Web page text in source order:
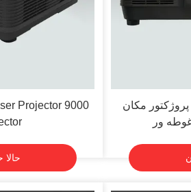
پروژکتور مکان
ور
Projector